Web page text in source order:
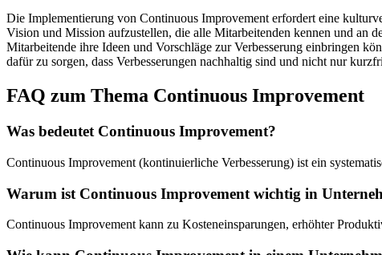
Die Implementierung von Continuous Improvement erfordert eine
Vision und Mission aufzustellen, die alle Mitarbeitenden kennen und an
Mitarbeitende ihre Ideen und Vorschläge zur Verbesserung einbringen
dafür zu sorgen, dass Verbesserungen nachhaltig sind und nicht nur
FAQ zum Thema Continuous Improvement
Was bedeutet Continuous Improvement?
Continuous Improvement (kontinuierliche Verbesserung) ist ein
Warum ist Continuous Improvement wichtig in
Continuous Improvement kann zu Kosteneinsparungen, erhöhter